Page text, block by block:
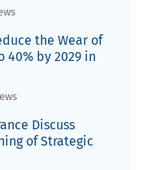
the Wear of
by 2029 in
Discuss
of Strategic